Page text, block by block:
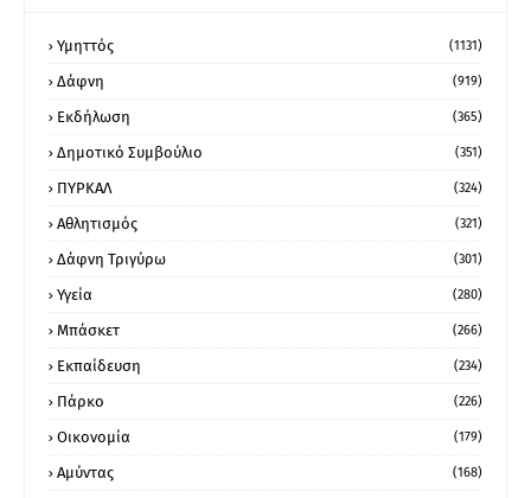
Υμηττός (1131)
Δάφνη (919)
Εκδήλωση (365)
Δημοτικό Συμβούλιο (351)
ΠΥΡΚΑΛ (324)
Αθλητισμός (321)
Δάφνη Τριγύρω (301)
Υγεία (280)
Μπάσκετ (266)
Εκπαίδευση (234)
Πάρκο (226)
Οικονομία (179)
Αμύντας (168)